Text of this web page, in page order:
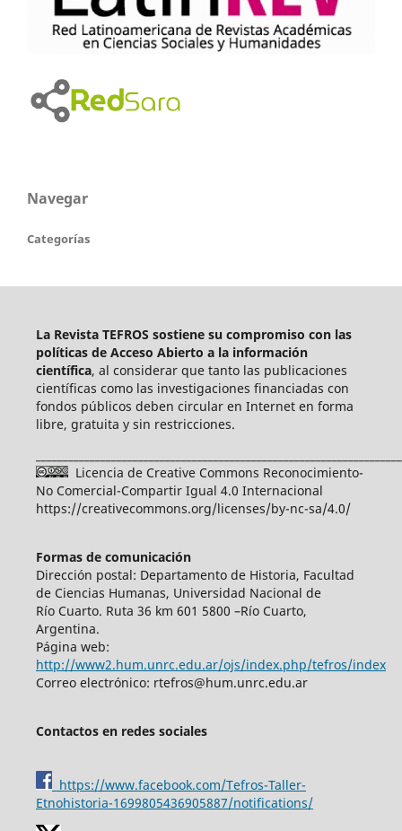
Navegar
Categorías
La Revista TEFROS sostiene su compromiso con las
políticas de Acceso Abierto a la información
científica, al considerar que tanto las publicaciones
científicas como las investigaciones financiadas con
fondos públicos deben circular en Internet en forma
libre, gratuita y sin restricciones.
Licencia de Creative Commons Reconocimiento-
No Comercial-Compartir Igual 4.0 Internacional
https://creativecommons.org/licenses/by-nc-sa/4.0/
Formas de comunicación
Dirección postal: Departamento de Historia, Facultad
de Ciencias Humanas, Universidad Nacional de
Río Cuarto. Ruta 36 km 601 5800 –Río Cuarto,
Argentina.
Página web:
http://www2.hum.unrc.edu.ar/ojs/index.php/tefros/index
Correo electrónico: rtefros@hum.unrc.edu.ar
Contactos en redes sociales
https://www.facebook.com/Tefros-Taller-
Etnohistoria-1699805436905887/notifications/